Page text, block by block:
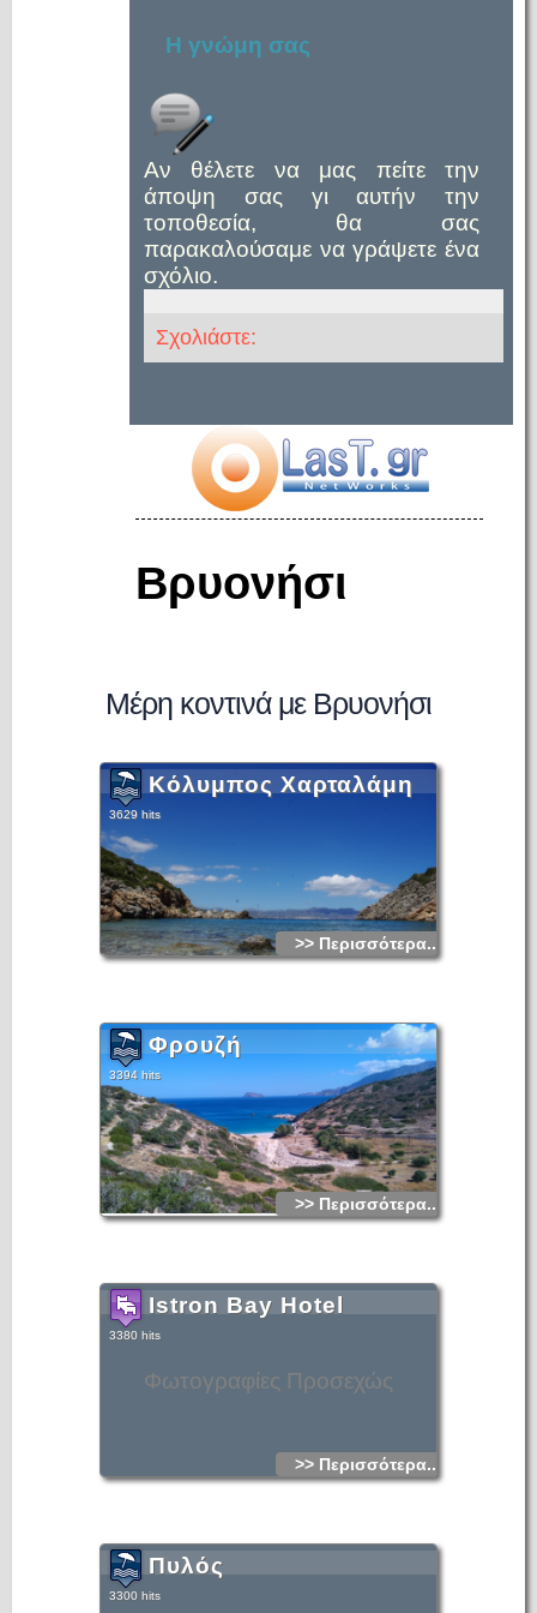
Η γνώμη σας
Αν θέλετε να μας πείτε την
άποψη σας γι αυτήν την
τοποθεσία, θα σας
παρακαλούσαμε να γράψετε ένα
σχόλιο.
Σχολιάστε:
Βρυονήσι
Μέρη κοντινά με Βρυονήσι
Κόλυμπος Χαρταλάμη
3629 hits
>> Περισσότερα...
Φρουζή
3394 hits
>> Περισσότερα...
Φωτογραφίες Προσεχώς
Istron Bay Hotel
3380 hits
>> Περισσότερα...
Πυλός
3300 hits